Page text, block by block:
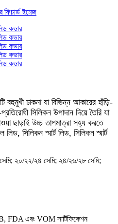
বহুমুখী ঢাকনা যা বিভিন্ন আকারের হাঁড়ি-
সিলিকন উপাদান দিয়ে তৈরি যা
ছাড়াই উচ্চ তাপমাত্রা সহ্য করতে
সিলিকন স্মার্ট লিড, সিলিকন স্মার্ট
২০/২২/২৪ সেমি; ২৪/২৬/২৮ সেমি;
FDA এবং VOM সার্টিফিকেশন